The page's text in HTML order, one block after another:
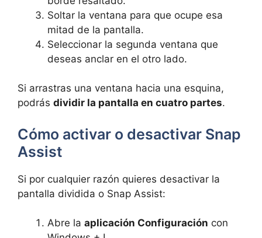
Soltar la ventana para que ocupe esa
mitad de la pantalla.
Seleccionar la segunda ventana que
deseas anclar en el otro lado.
Si arrastras una ventana hacia una esquina,
podrás dividir la pantalla en cuatro partes.
Cómo activar o desactivar Snap
Assist
Si por cualquier razón quieres desactivar la
pantalla dividida o Snap Assist:
Abre la aplicación Configuración con